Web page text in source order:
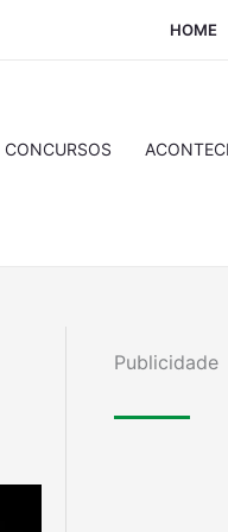
HOME
CONCURSOS
Publicidade